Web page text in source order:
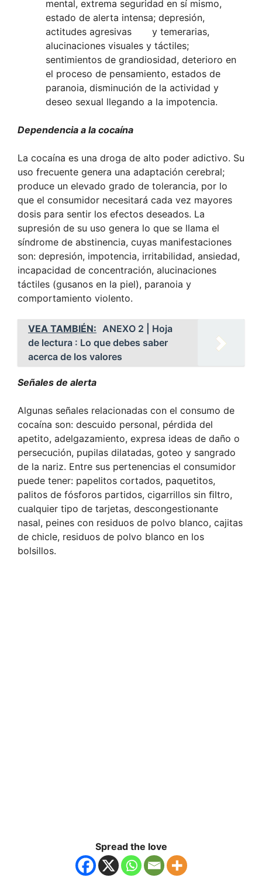
mental, extrema seguridad en sí mismo,
estado de alerta intensa; depresión,
actitudes agresivas y temerarias,
alucinaciones visuales y táctiles;
sentimientos de grandiosidad, deterioro en
el proceso de pensamiento, estados de
paranoia, disminución de la actividad y
deseo sexual llegando a la impotencia.
Dependencia a la cocaína
La cocaína es una droga de alto poder adictivo. Su
uso frecuente genera una adaptación cerebral;
produce un elevado grado de tolerancia, por lo
que el consumidor necesitará cada vez mayores
dosis para sentir los efectos deseados. La
supresión de su uso genera lo que se llama el
síndrome de abstinencia, cuyas manifestaciones
son: depresión, impotencia, irritabilidad, ansiedad,
incapacidad de concentración, alucinaciones
táctiles (gusanos en la piel), paranoia y
comportamiento violento.
VEA TAMBIÉN: ANEXO 2 | Hoja
de lectura : Lo que debes saber
acerca de los valores
Señales de alerta
Algunas señales relacionadas con el consumo de
cocaína son: descuido personal, pérdida del
apetito, adelgazamiento, expresa ideas de daño o
persecución, pupilas dilatadas, goteo y sangrado
de la nariz. Entre sus pertenencias el consumidor
puede tener: papelitos cortados, paquetitos,
palitos de fósforos partidos, cigarrillos sin ﬁltro,
cualquier tipo de tarjetas, descongestionante
nasal, peines con residuos de polvo blanco, cajitas
de chicle, residuos de polvo blanco en los
bolsillos.
Spread the love